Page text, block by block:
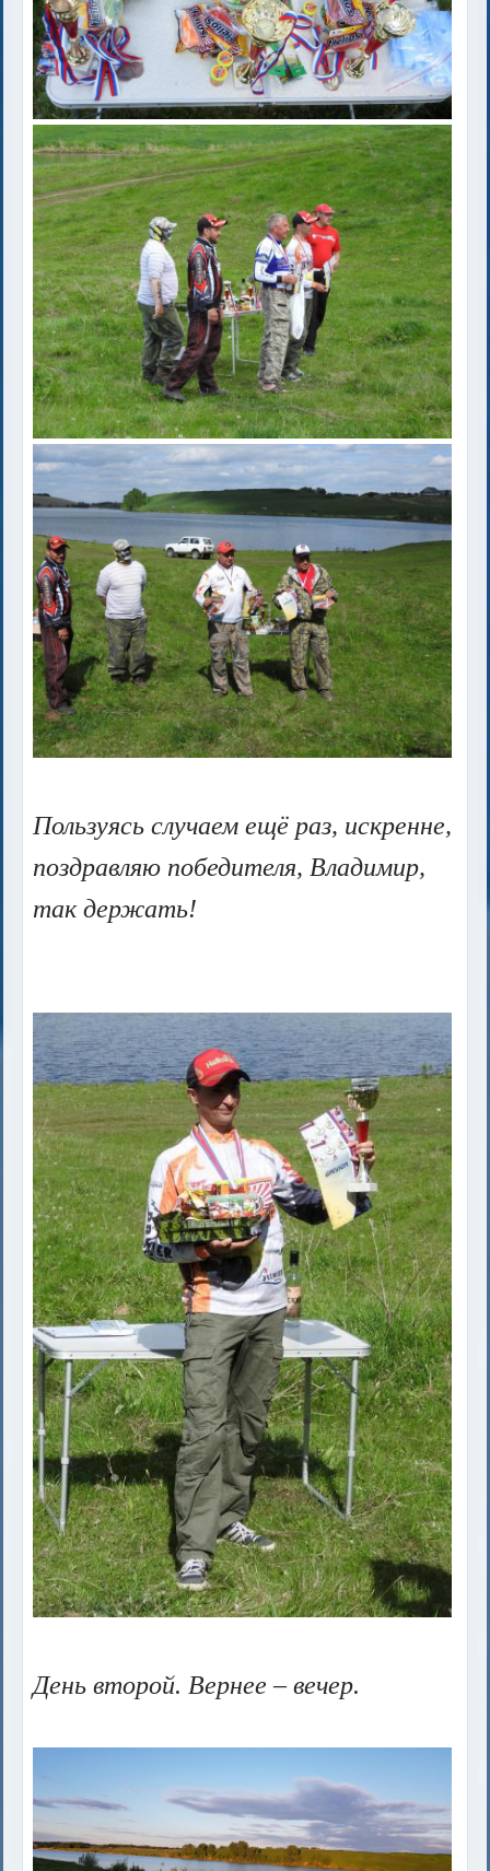
Пользуясь случаем ещё раз, искренне,
поздравляю победителя, Владимир,
так держать!
День второй. Вернее – вечер.